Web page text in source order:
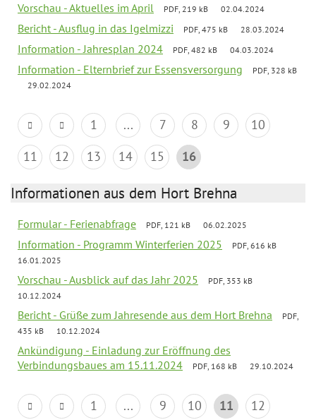
Vorschau - Aktuelles im April PDF, 219 kB 02.04.2024
Bericht - Ausflug in das Igelmizzi PDF, 475 kB 28.03.2024
Information - Jahresplan 2024 PDF, 482 kB 04.03.2024
Information - Elternbrief zur Essensversorgung
PDF, 328 kB
29.02.2024
1 ... 7 8 9
10
11
12 13 14 15 16
Informationen aus dem Hort Brehna
Formular - Ferienabfrage PDF, 121 kB 06.02.2025
Information - Programm Winterferien 2025
PDF, 616 kB
16.01.2025
Vorschau - Ausblick auf das Jahr 2025
PDF, 353 kB
10.12.2024
Bericht - Grüße zum Jahresende aus dem Hort Brehna
PDF,
435 kB
10.12.2024
Ankündigung - Einladung zur Eröffnung des
Verbindungsbaues am 15.11.2024
PDF, 168 kB 29.10.2024
1 ... 9 10 11
12